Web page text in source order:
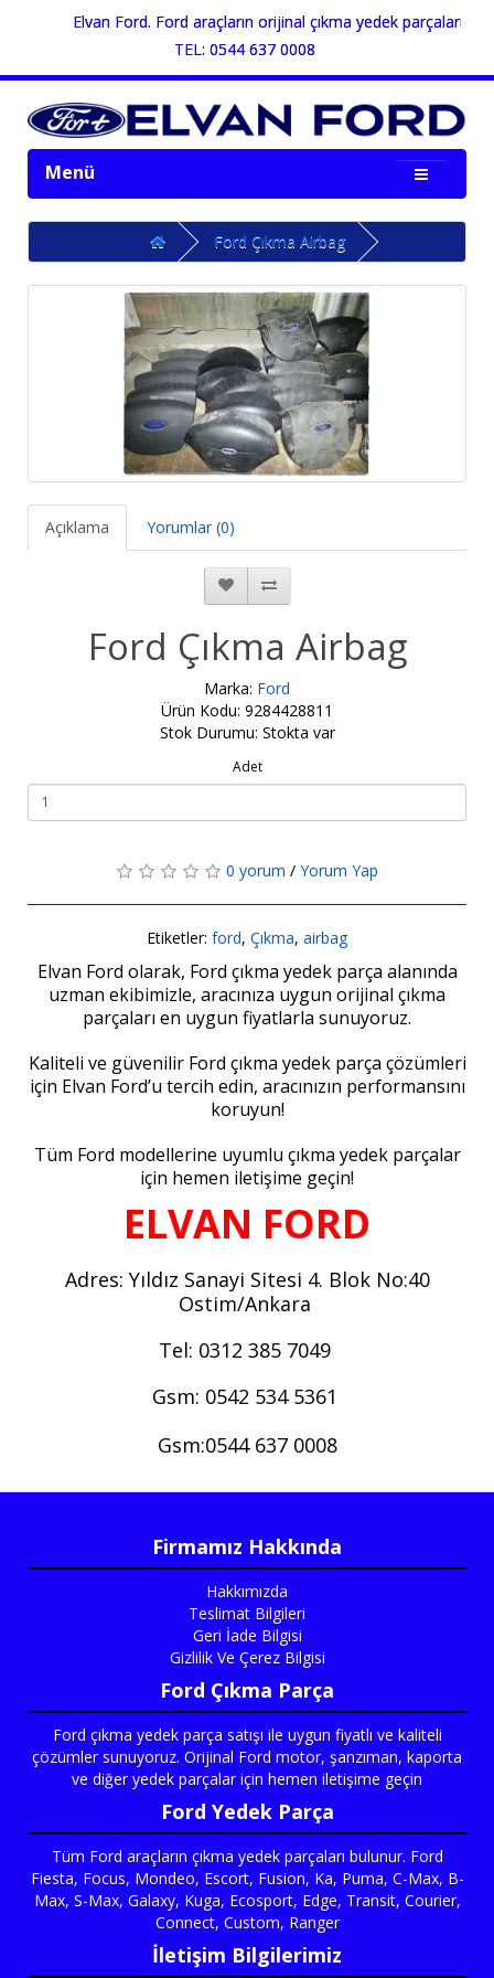
Elvan Ford. Ford araçların orijinal çıkma yedek
TEL: 0544 637 0008
Menü
Ford Çıkma Airbag
Açıklama Yorumlar (0)
Ford Çıkma Airbag
Marka: Ford
Ürün Kodu: 9284428811
Stok Durumu: Stokta var
Adet
0 yorum / Yorum Yap
Etiketler: ford, Çıkma, airbag
Elvan Ford olarak, Ford çıkma yedek parça alanında
uzman ekibimizle, aracınıza uygun orijinal çıkma
parçaları en uygun fiyatlarla sunuyoruz.
Kaliteli ve güvenilir Ford çıkma yedek parça çözümleri
için Elvan Ford’u tercih edin, aracınızın performansını
koruyun!
Tüm Ford modellerine uyumlu çıkma yedek parçalar
için hemen iletişime geçin!
ELVAN FORD
Adres: Yıldız Sanayi Sitesi 4. Blok No:40
Ostim/Ankara
Tel: 0312 385 7049
Gsm: 0542 534 5361
Gsm:0544 637 0008
Firmamız Hakkında
Hakkımızda
Teslimat Bilgileri
Geri İade Bilgisi
Gizlilik Ve Çerez Bilgisi
Ford Çıkma Parça
Ford çıkma yedek parça satışı ile uygun fiyatlı ve kaliteli
çözümler sunuyoruz. Orijinal Ford motor, şanzıman, kaporta
ve diğer yedek parçalar için hemen iletişime geçin
Ford Yedek Parça
Tüm Ford araçların çıkma yedek parçaları bulunur. Ford
Fiesta, Focus, Mondeo, Escort, Fusion, Ka, Puma, C-Max, B-
Max, S-Max, Galaxy, Kuga, Ecosport, Edge, Transit, Courier,
Connect, Custom, Ranger
İletişim Bilgilerimiz